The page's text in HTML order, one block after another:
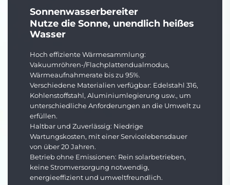
Sonnenwasserbereiter
Nutze die Sonne, unendlich heißes
Wasser
Hoch effiziente Wärmesammlung:
Vakuumröhren-/Flachplattendualmodus,
Wärmeaufnahmerate bis zu 95%.
Verschiedene Materialien verfügbar: Edelstahl 316,
Kohlenstoffstahl, Aluminiumlegierung usw., um
unterschiedliche Anforderungen an die Umwelt zu
erfüllen.
Haltbar und Zuverlässig: Niedrige
Wartungskosten, mit einer Servicelebensdauer
von über 20 Jahren.
Betrieb ohne Emissionen: Rein solarbetrieben,
keine Stromversorgung notwendig,
energieeffizient und umweltfreundlich.